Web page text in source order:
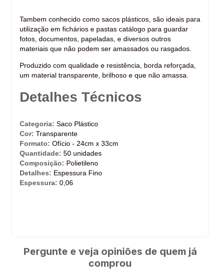
Tambem conhecido como sacos plásticos, são ideais para
utilização em fichários e pastas catálogo para guardar
fotos, documentos, papeladas, e diversos outros
materiais que não podem ser amassados ou rasgados.
Produzido com qualidade e resistência, borda reforçada,
um material transparente, brilhoso e que não amassa.
Detalhes Técnicos
Categoria: Saco Plástico
Cor: Transparente
Formato: Ofício - 24cm x 33cm
Quantidade: 50 unidades
Composição: Polietileno
Detalhes: Espessura Fino
Espessura: 0,06
Pergunte e veja opiniões de quem já
comprou